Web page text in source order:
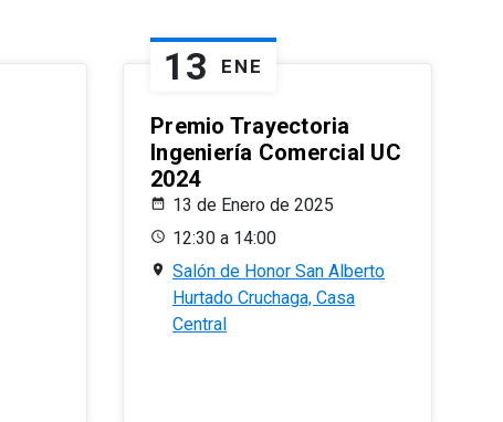
13 ENE
Premio Trayectoria
Ingeniería Comercial UC
2024
13 de Enero de 2025
12:30 a 14:00
Salón de Honor San Alberto
Hurtado Cruchaga, Casa
Central